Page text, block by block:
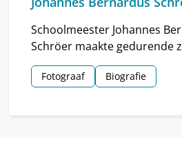
Schoolmeester Johannes
Schröer maakte gedurende
haarscherpe foto’s in en om
Schoonebeek.
Fotograaf Biografie